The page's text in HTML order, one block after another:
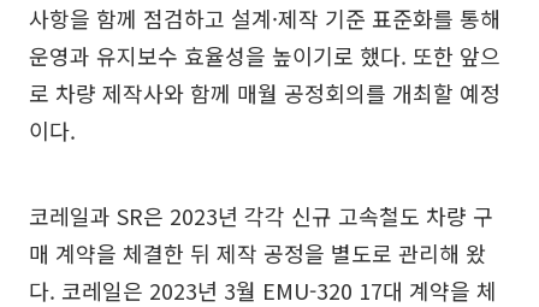
사항을 함께 점검하고 설계·제작 기준 표준화를 통해
운영과 유지보수 효율성을 높이기로 했다. 또한 앞으
로 차량 제작사와 함께 매월 공정회의를 개최할 예정
이다.
코레일과 SR은 2023년 각각 신규 고속철도 차량 구
매 계약을 체결한 뒤 제작 공정을 별도로 관리해 왔
다. 코레일은 2023년 3월 EMU-320 17대 계약을 체